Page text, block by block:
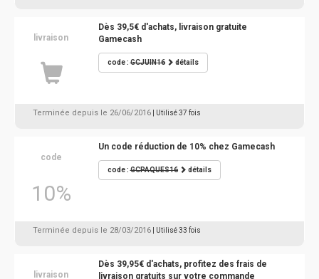
livraison
Dès 39,5€ d'achats, livraison gratuite
Gamecash
code :GCJUIN16 détails
Terminée depuis le 26/06/2016 | Utilisé 37 fois
code
10%
Un code réduction de 10% chez Gamecash
code :GCPAQUES16 détails
Terminée depuis le 28/03/2016 | Utilisé 33 fois
livraison
Dès 39,95€ d'achats, profitez des frais de
livraison gratuits sur votre commande